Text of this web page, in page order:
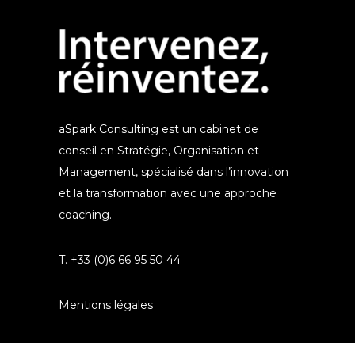
aSpark Consulting est un cabinet de
conseil en Stratégie, Organisation et
Management, spécialisé dans l’innovation
et la transformation avec une approche
coaching.
T. +33 (0)6 66 95 50 44
Mentions légales